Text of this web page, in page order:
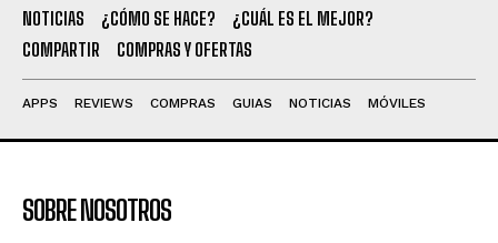
NOTICIAS ¿CÓMO SE HACE?
¿CUÁL ES EL MEJOR?
COMPARTIR
COMPRAS Y OFERTAS
APPS REVIEWS COMPRAS GUIAS NOTICIAS MÓVILES
SOBRE NOSOTROS